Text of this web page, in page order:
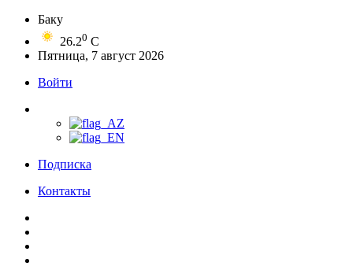
Баку
26.20 C
Пятница, 7 август 2026
Войти
Подписка
Контакты